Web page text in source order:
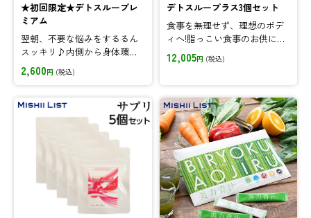
★初回限定★デトスループレ
ミアム
翌朝、不要な悩みをするるん
スッキリ♪内側から身体環境
を整えるサプリメント!まずは
初回限定価格でお試しくださ
2,600円 (税込)
デトスループラス3個セット
食事を無理せず、理想のボデ
ィへ!脂っこい食事のお供にデ
トスループラス。セットがお
得♪
12,005円 (税込)